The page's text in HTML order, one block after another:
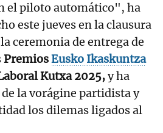
el piloto automático", ha
este jueves en la clausura
ceremonia de entrega de
PremiosEusko Ikaskuntza
Kutxa 2025,y ha
la vorágine partidista y
los dilemas ligados al